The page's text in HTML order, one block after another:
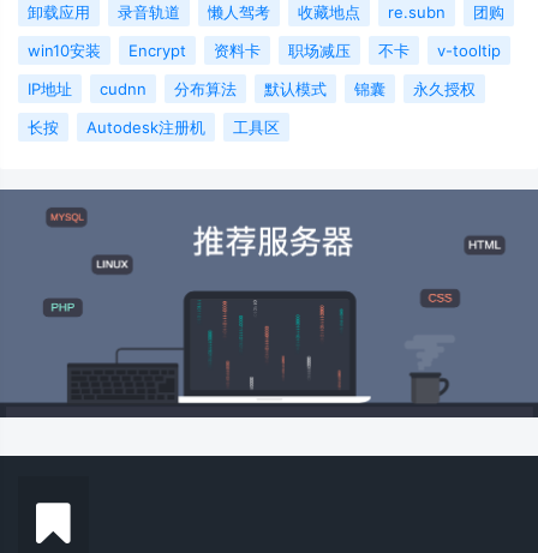
卸载应用
录音轨道 懒人驾考 收藏地点 re.subn
团购
win10安装
Encrypt 资料卡 职场减压 不卡
v-tooltip
IP地址
cudnn 分布算法 默认模式 锦囊
永久授权
长按
Autodesk注册机 工具区